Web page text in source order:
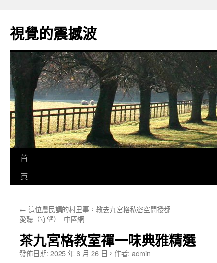
主
要
視覺的震撼波
首
頁
← 這位農民講的村里事，教去九宮格私密空間授都
愛聽（守望）_中國網
茶九宮格教室禪一味典雅精選
發佈日期: 2025 年 6 月 26 日 ， 作者: admin